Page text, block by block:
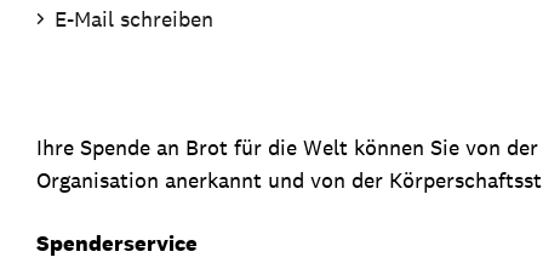
E-Mail schreiben
Ihre Spende an Brot für die Welt können Sie von
Organisation anerkannt und von der
Spenderservice